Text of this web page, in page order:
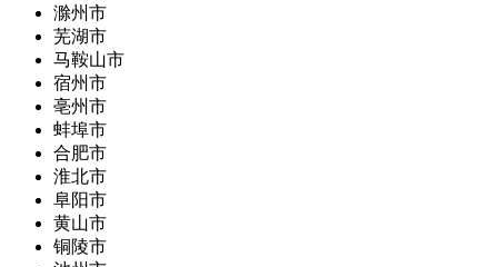
滁州市
芜湖市
马鞍山市
宿州市
亳州市
蚌埠市
合肥市
淮北市
阜阳市
黄山市
铜陵市